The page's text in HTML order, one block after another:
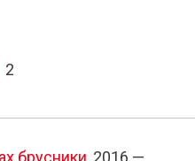
2
брусники , 2016 —